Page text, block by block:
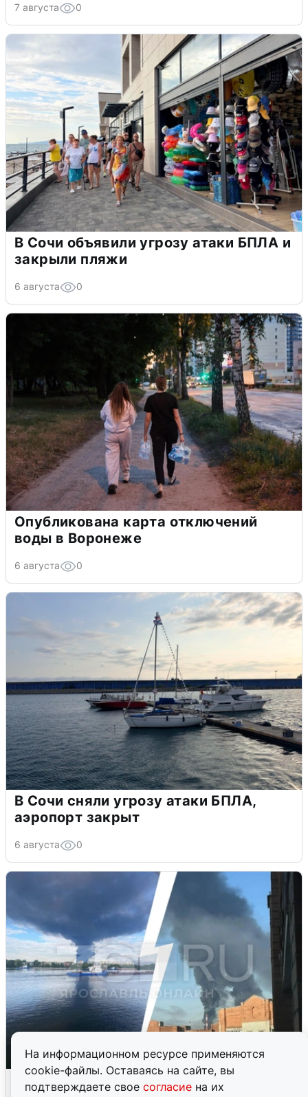
На информационном ресурсе применяются
cookie-файлы. Оставаясь на сайте, вы
подтверждаете свое согласие на их
7 августа 0
В Сочи объявили угрозу атаки БПЛА и
закрыли пляжи
6 августа 0
Опубликована карта отключений
воды в Воронеже
6 августа 0
В Сочи сняли угрозу атаки БПЛА,
аэропорт закрыт
6 августа 0
Ночная атака БПЛА на Ярославль: